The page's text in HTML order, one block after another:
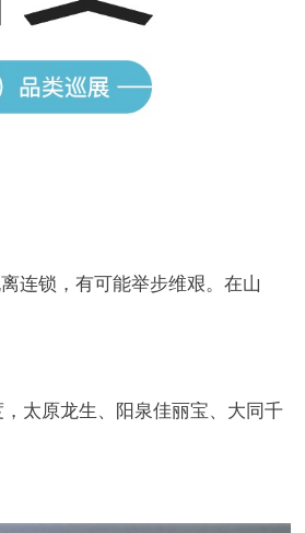
连锁，有可能举步维艰。在山
太原龙生、阳泉佳丽宝、大同千